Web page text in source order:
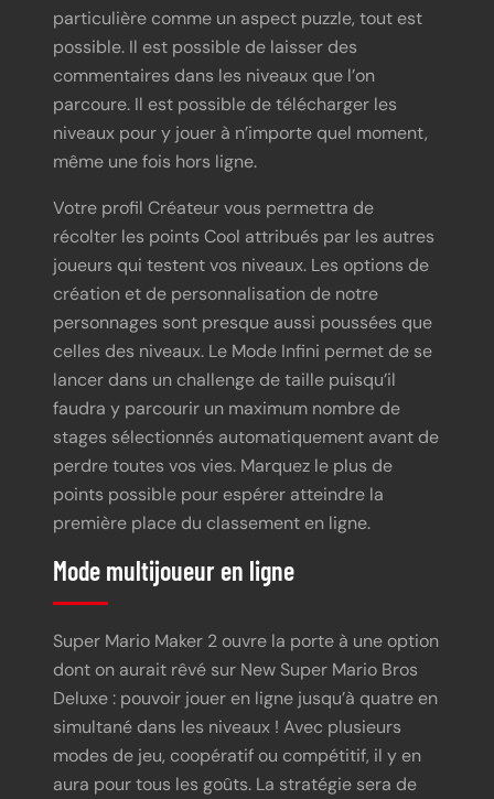
particulière comme un aspect puzzle, tout est
possible. Il est possible de laisser des
commentaires dans les niveaux que l’on
parcoure. Il est possible de télécharger les
niveaux pour y jouer à n’importe quel moment,
même une fois hors ligne.
Votre profil Créateur vous permettra de
récolter les points Cool attribués par les autres
joueurs qui testent vos niveaux. Les options de
création et de personnalisation de notre
personnages sont presque aussi poussées que
celles des niveaux. Le Mode Infini permet de se
lancer dans un challenge de taille puisqu’il
faudra y parcourir un maximum nombre de
stages sélectionnés automatiquement avant de
perdre toutes vos vies. Marquez le plus de
points possible pour espérer atteindre la
première place du classement en ligne.
Mode multijoueur en ligne
Super Mario Maker 2 ouvre la porte à une option
dont on aurait rêvé sur New Super Mario Bros
Deluxe : pouvoir jouer en ligne jusqu’à quatre en
simultané dans les niveaux ! Avec plusieurs
modes de jeu, coopératif ou compétitif, il y en
aura pour tous les goûts. La stratégie sera de